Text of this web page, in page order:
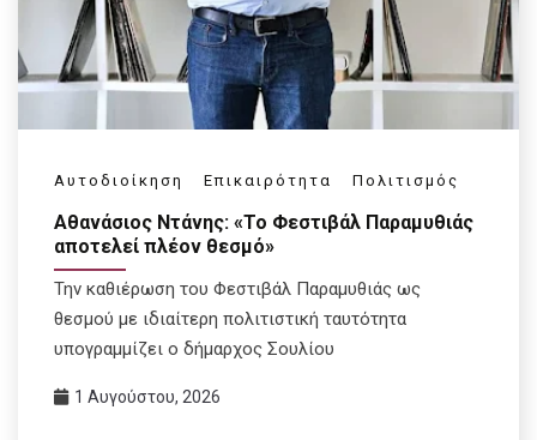
Αυτοδιοίκηση Επικαιρότητα Πολιτισμός
Αθανάσιος Ντάνης: «Το Φεστιβάλ Παραμυθιάς
αποτελεί πλέον θεσμό»
Την καθιέρωση του Φεστιβάλ Παραμυθιάς ως
θεσμού με ιδιαίτερη πολιτιστική ταυτότητα
υπογραμμίζει ο δήμαρχος Σουλίου
1 Αυγούστου, 2026